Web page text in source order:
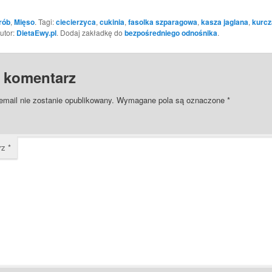
, Mięso. Tagi:ciecierzyca, cukinia, fasolka szparagowa, kasza jaglana,
DietaEwy.pl. Dodaj zakładkę do bezpośredniego odnośnika.
nie zostanie opublikowany. Wymagane pola są oznaczone *
*